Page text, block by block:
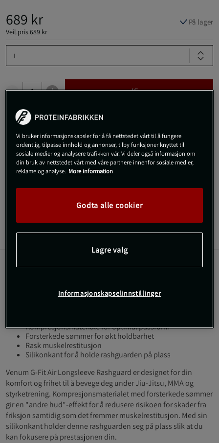
689 kr
Veil.pris689 kr
På lager
L
Kjøp
Gratis frakt over 800 kr Gratis retur
SKU #VENUM-05008-001R | EAN3611441720401
Venum G-Fit Air Rashguard Longsleeve - For ultimat komfort og
bevegelsesfrihet under Jiu-Jitsu, MMA og styrketrening.
Venum G-Fit Air Rashguard Longsleeve - For ultimat
styrketrening. Reduserer risikoen for skader og fremmer
Kompresjonsmateriale for optimal passform
Forsterkede sømmer for økt holdbarhet
Rask muskelrestitusjon
Silikonkant for å holde rashguarden på plass
Venum G-Fit Air Longsleeve Rashguard er designet for din
komfort og frihet til å bevege deg under Jiu-Jitsu, MMA og
styrketrening. Kompresjonsmaterialet med forsterkede sømmer
gir en "andre hud"-effekt for å redusere risikoen for skader fra
friksjon samtidig som det fremmer muskelrestitusjon. Med sin
silikonkant holder denne rashguarden seg på plass slik at du
kan fokusere på prestasjonen din.
Vi bruker informasjonskapsler for å få nettstedet vårt til å fungere
ordentlig, tilpasse innhold og annonser, tilby funksjoner knyttet til
sosiale medier og analysere trafikken vår. Vi deler også informasjon om
din bruk av nettstedet vårt med våre partnere innenfor sosiale medier,
reklame og analyse. More information
Godta alle cookier
Lagre valg
Informasjonskapselinnstillinger